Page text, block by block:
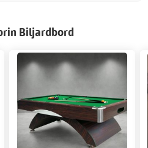
Biljardbord